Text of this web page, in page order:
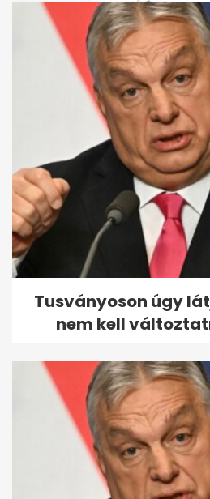
Videóval
Magyar
tüntetést
Tusványoson úgy
nem kell